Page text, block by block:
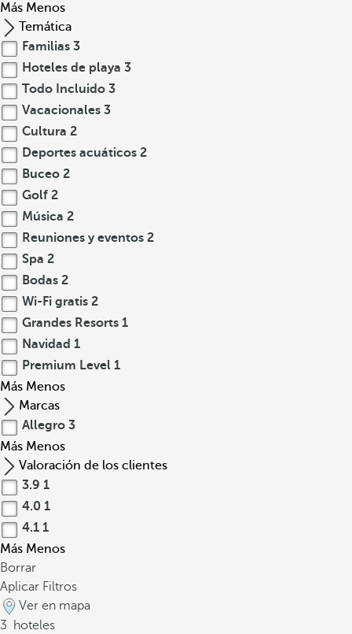
Más Menos
Temática
Familias 3
Hoteles de playa 3
Todo Incluido 3
Vacacionales 3
Cultura 2
Deportes acuáticos 2
Buceo 2
Golf 2
Música 2
Reuniones y eventos 2
Spa 2
Bodas 2
Wi-Fi gratis 2
Grandes Resorts 1
Navidad 1
Premium Level 1
Más Menos
Marcas
Allegro 3
Más Menos
Valoración de los clientes
3.9 1
4.0 1
4.1 1
Más Menos
Borrar
Aplicar Filtros
Ver en mapa
3
hoteles